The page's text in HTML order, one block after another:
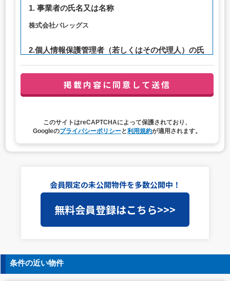
1. 事業者の氏名又は名称
株式会社バレッグス
2.個人情報保護管理者（若しくはその代理人）の氏
連絡先：privacy@balleggs.co.jp
（1）お問い合わせ対応（本人への連絡を含む）のため
4. 個人情報取扱いの委託
当社は事業運営上、前項利用目的の範囲に限って個人情報
を外部に委託することがあります。この場合、個人情報保
護水準の高い委託先を選定し、個人情報の適正管理・機密
保持についての契約を交わし、適切な管理を実施させま
5. 個人情報の開示等の請求
ご本人様は、当社に対してご自身の個人情報の開示等（利
このサイトはreCAPTCHAによって保護されており、
Googleのプライバシーポリシーと利用規約が適用されます。
会員限定の未公開物件を多数公開中！
無料会員登録はこちら>>>
条件の近い物件